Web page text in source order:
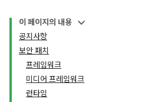
이 페이지의 내용
공지사항
보안 패치
프레임워크
미디어 프레임워크
런타임